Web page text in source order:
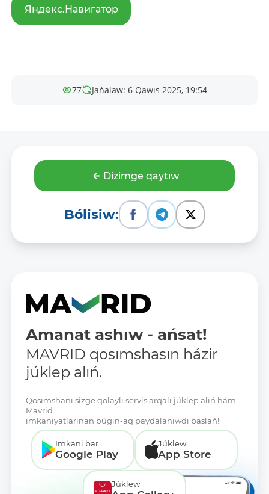
Яндекс.Навигатор
77 Jańalaw: 6 Qawıs 2025, 19:54
Dizimge qaytıw
Bólisiw:
Amanat ashıw - ańsat!
MAVRID qosımshasın házir
júklep alıń.
Qosımshanı sizge qolaylı servis arqalı júklep alıń hám
Mavrid
imkaniyatlarınan búgin-aq paydalanıwdı baslań!:
Imkani bar
Google Play
Júklew
App Store
Júklew